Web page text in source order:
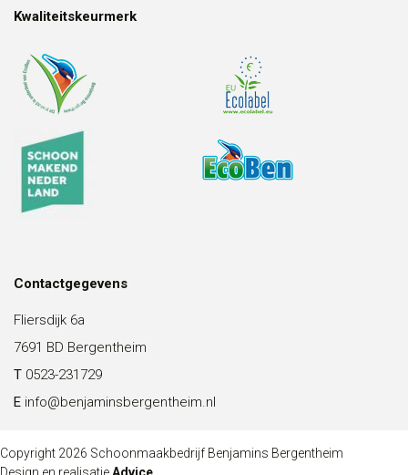
Kwaliteitskeurmerk
Contactgegevens
Fliersdijk 6a
7691 BD Bergentheim
T 0523-231729
E info@benjaminsbergentheim.nl
Copyright 2026 Schoonmaakbedrijf Benjamins Bergentheim